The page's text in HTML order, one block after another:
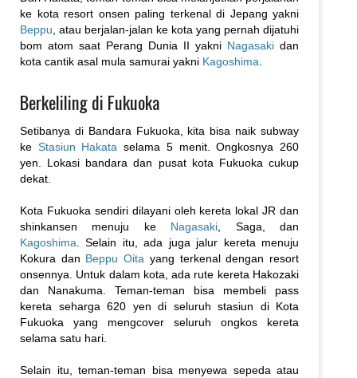
ke kota resort onsen paling terkenal di Jepang yakni
Beppu , atau berjalan-jalan ke kota yang pernah dijatuhi
bom atom saat Perang Dunia II yakni Nagasaki dan
kota cantik asal mula samurai yakni Kagoshima
Berkeliling di Fukuoka
Setibanya di Bandara Fukuoka, kita bisa naik subway
ke Stasiun Hakata selama 5 menit. Ongkosnya 260
yen. Lokasi bandara dan pusat kota Fukuoka cukup
dekat.
Kota Fukuoka sendiri dilayani oleh kereta lokal JR dan
shinkansen menuju ke Nagasaki , Saga, dan
Kagoshima . Selain itu, ada juga jalur kereta menuju
Kokura dan Beppu Oita yang terkenal dengan resort
onsennya. Untuk dalam kota, ada rute kereta Hakozaki
dan Nanakuma. Teman-teman bisa membeli pass
kereta seharga 620 yen di seluruh stasiun di Kota
Fukuoka yang mengcover seluruh ongkos kereta
selama satu hari.
Selain itu, teman-teman bisa menyewa sepeda atau